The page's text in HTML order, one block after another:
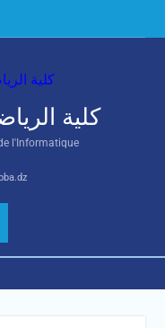
كلية
l'Informatique